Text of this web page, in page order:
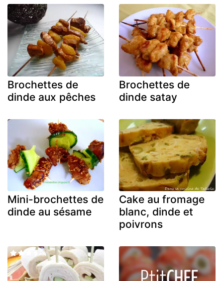
Brochettes de
dinde aux pêches
Brochettes de
dinde satay
Mini-brochettes de
dinde au sésame
Cake au fromage
blanc, dinde et
poivrons